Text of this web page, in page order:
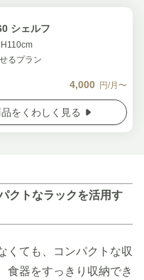
シェルフ
るプラン
4,000 円/月〜
をくわしく見る
クトなラックを活用す
くても、コンパクトな収
食器をすっきり収納でき